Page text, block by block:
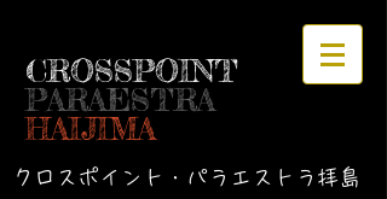
CROSSPOINT
PARAESTRA
HAIJIMA
クロスポイント・パラエストラ拝島